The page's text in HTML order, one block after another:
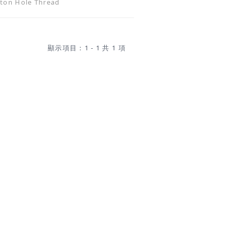
面呈現不規則狀，機器扣眼在鎖縫的
瞬間鎖縫出來的，相信前者更容易讓
Hole Thread
顯示項目：1 - 1 共 1 項